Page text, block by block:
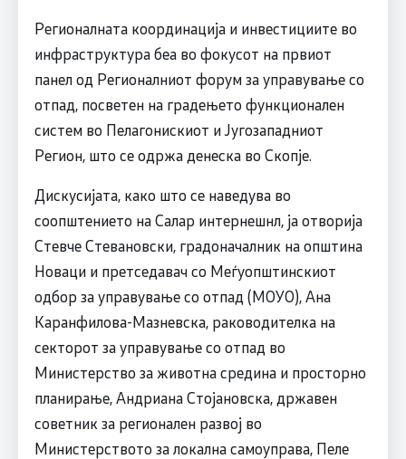
Регионалната координација и инвестициите во
инфраструктура беа во фокусот на првиот
панел од Регионалниот форум за управување со
отпад, посветен на градењето функционален
систем во Пелагонискиот и Југозападниот
Регион, што се одржа денеска во Скопје.
Дискусијата, како што се наведува во
соопштението на Салар интернешнл, ја отворија
Стевче Стевановски, градоначалник на општина
Новаци и претседавач со Меѓуопштинскиот
одбор за управување со отпад (МОУО), Ана
Каранфилова-Мазневска, раководителка на
секторот за управување со отпад во
Министерство за животна средина и просторно
планирање, Андриана Стојановска, државен
советник за регионален развој во
Министерството за локална самоуправа, Пеле